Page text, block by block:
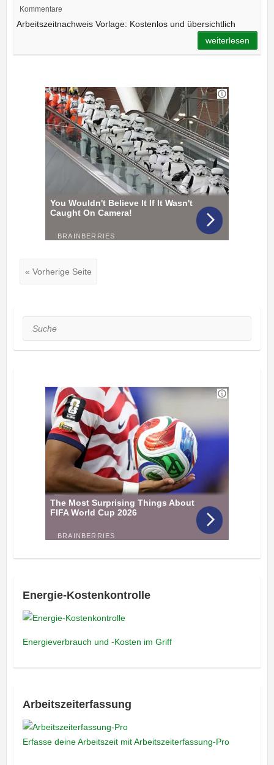
Kommentare
Arbeitszeitnachweis Vorlage: Kostenlos und übersichtlich
weiterlesen
« Vorherige Seite
Suche
Energie-Kostenkontrolle
Energieverbrauch und -Kosten im Griff
Arbeitszeiterfassung
Erfasse deine Arbeitszeit mit Arbeitszeiterfassung-Pro